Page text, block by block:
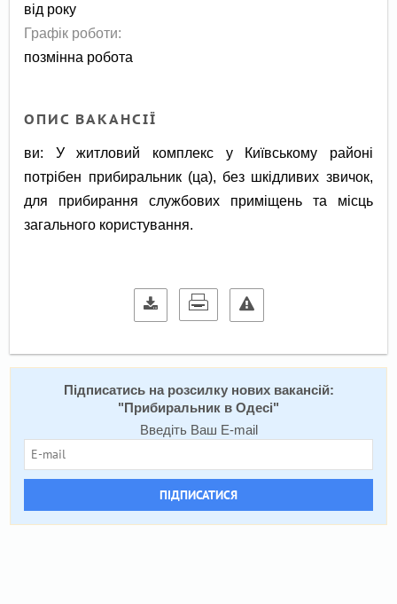
від року
Графік роботи:
позмінна робота
ОПИС ВАКАНСІЇ
ви: У житловий комплекс у Київському районі
потрібен прибиральник (ца), без шкідливих звичок,
для прибирання службових приміщень та місць
загального користування.
Підписатись на розсилку нових вакансій:
" Прибиральник в Одесі"
Введіть Ваш E-mail
ПІДПИСАТИСЯ